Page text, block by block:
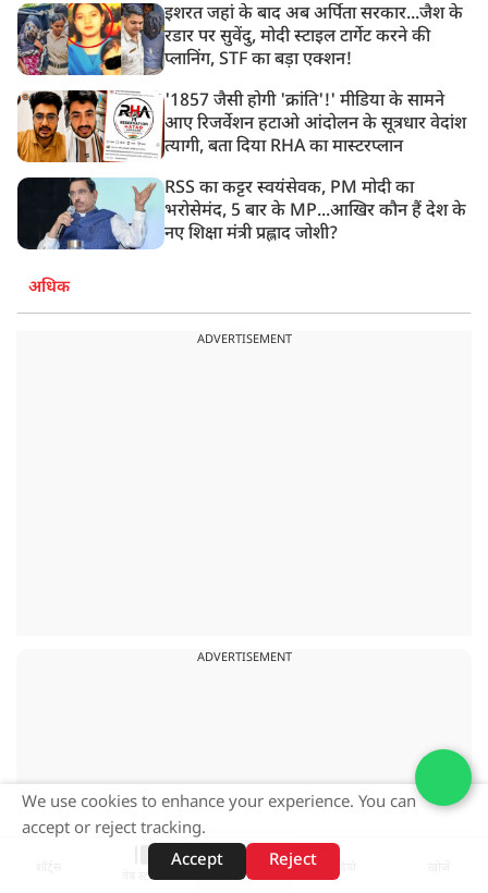
इशरत जहां के बाद अब अर्पिता सरकार...जैश के
रडार पर सुवेंदु, मोदी स्टाइल टार्गेट करने की
प्लानिंग, STF का बड़ा एक्शन!
'1857 जैसी होगी 'क्रांति'!' मीडिया के सामने
आए रिजर्वेशन हटाओ आंदोलन के सूत्रधार वेदांश
त्यागी, बता दिया RHA का मास्टरप्लान
RSS का कट्टर स्वयंसेवक, PM मोदी का
भरोसेमंद, 5 बार के MP...आखिर कौन हैं देश के
नए शिक्षा मंत्री प्रह्लाद जोशी?
अधिक
ADVERTISEMENT
ADVERTISEMENT
वेब स्टोरीज़
We use cookies to enhance your experience. You can
accept or reject tracking.
Accept
Reject